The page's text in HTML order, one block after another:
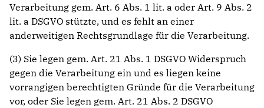
Verarbeitung gem. Art. 6 Abs. 1 lit. a oder Art. 9 Abs. 2
lit. a DSGVO stützte, und es fehlt an einer
anderweitigen Rechtsgrundlage für die Verarbeitung.
(3) Sie legen gem. Art. 21 Abs. 1 DSGVO Widerspruch
gegen die Verarbeitung ein und es liegen keine
vorrangigen berechtigten Gründe für die Verarbeitung
vor, oder Sie legen gem. Art. 21 Abs. 2 DSGVO